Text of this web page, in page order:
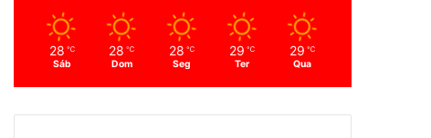
28 ℃
Sáb
28 ℃
Dom
28 ℃
Seg
29 ℃
Ter
29 ℃
Qua